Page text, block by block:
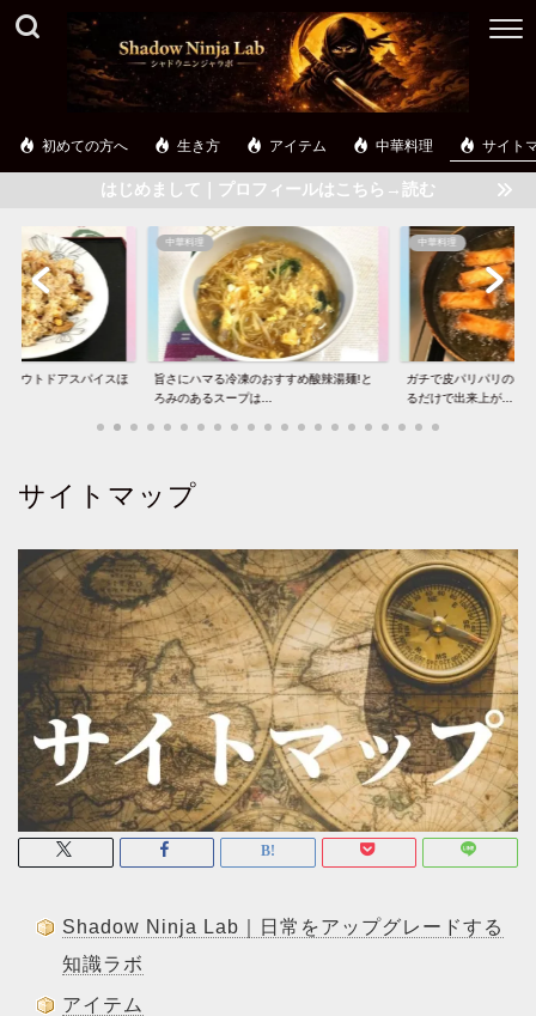
初めての方へ 生き方 アイテム 中華料理 サイト
はじめまして｜プロフィールはこちら→読む
アウトドアスパイスほ
中華料理
旨さにハマる冷凍のおすすめ酸辣湯麺!と
ろみのあるスープは...
中華料理
ガチで皮パリパリの春
るだけで出来上が...
サイトマップ
Shadow Ninja Lab｜日常をアップグレードする
知識ラボ
アイテム